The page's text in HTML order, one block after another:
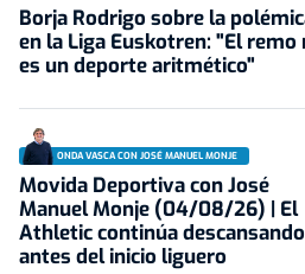
Borja Rodrigo sobre la
en la Liga Euskotren: "El remo
es un deporte aritmético"
ONDA VASCA CON JOSÉ MANUEL MONJE
Movida Deportiva con José
Manuel Monje (04/08/26) | El
Athletic continúa descansando
antes del inicio liguero